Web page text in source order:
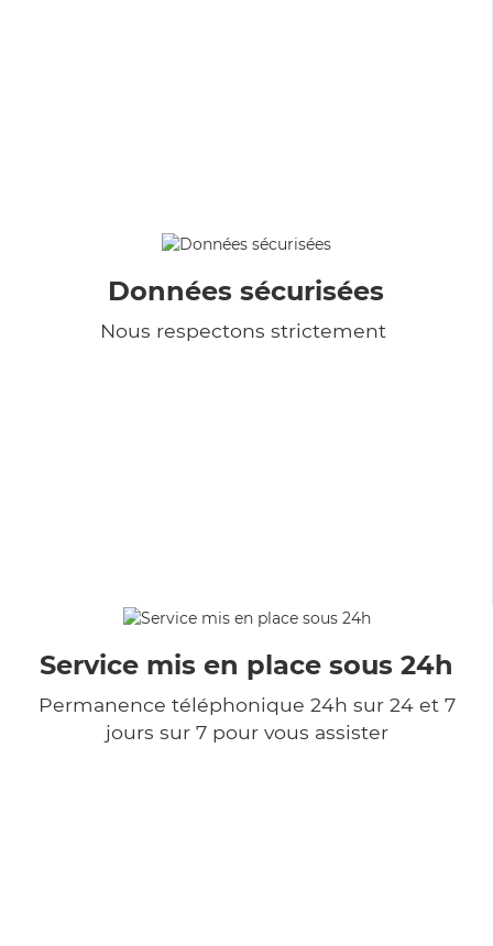
Données sécurisées
Nous respectons strictement
Service mis en place sous 24h
Permanence téléphonique 24h sur 24 et 7
jours sur 7 pour vous assister